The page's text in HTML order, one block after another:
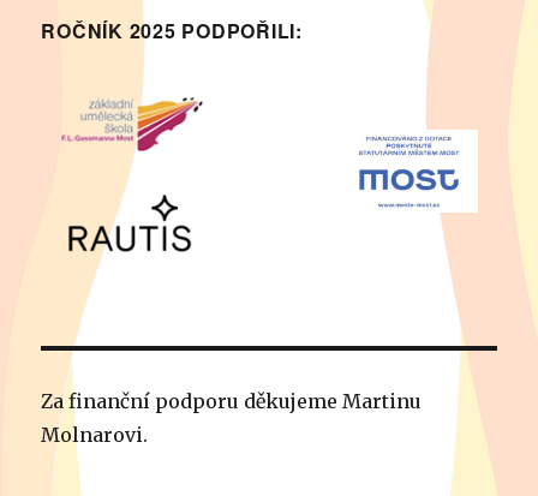
ROČNÍK 2025 PODPOŘILI:
Za finanční podporu děkujeme Martinu
Molnarovi.